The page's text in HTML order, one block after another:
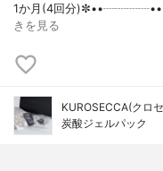
1か月(4回分
きを見る
KUROSECCA(クロ
炭酸ジェルパック